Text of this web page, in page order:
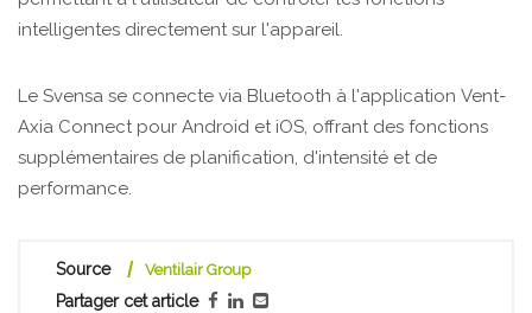
intelligentes directement sur l'appareil.
Le Svensa se connecte via Bluetooth à l'application Vent-
Axia Connect pour Android et iOS, offrant des fonctions
supplémentaires de planification, d'intensité et de
performance.
Source Ventilair Group
Partager cet article